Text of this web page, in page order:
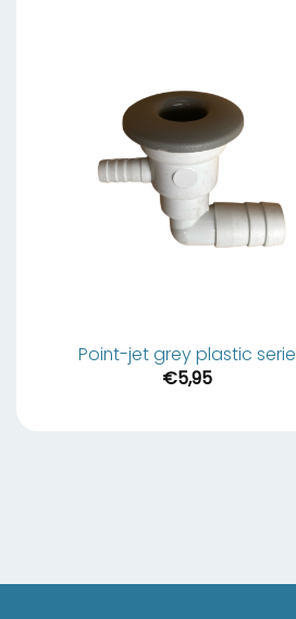
Point-jet grey plastic serie
€5,95